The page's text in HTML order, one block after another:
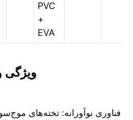
PVC
+
EVA
ویژگی
فناوری نوآورانه: تخته‌های